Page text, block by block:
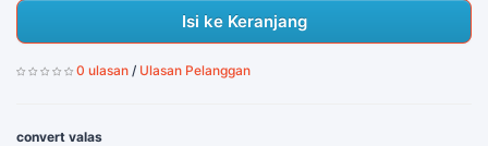
Isi ke Keranjang
0 ulasan / Ulasan Pelanggan
convert valas